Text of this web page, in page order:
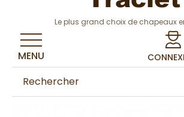
Le plus grand choix de chapeaux
MENU